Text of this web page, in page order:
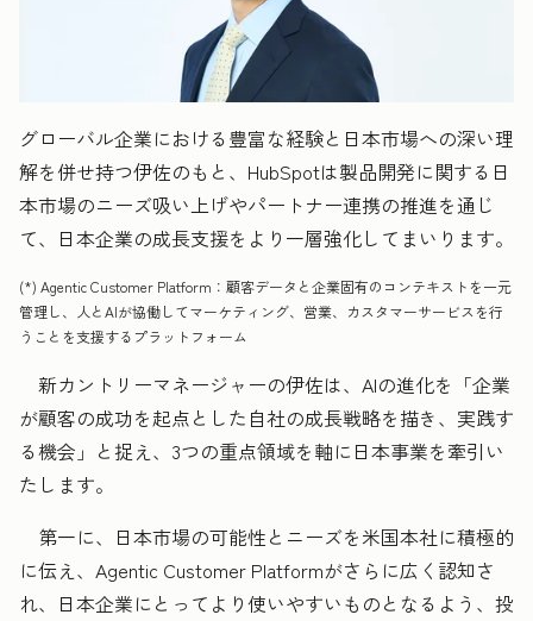
グローバル企業における豊富な経験と日本市場への深い理
解を併せ持つ伊佐のもと、HubSpotは製品開発に関する日
本市場のニーズ吸い上げやパートナー連携の推進を通じ
て、日本企業の成長支援をより一層強化してまいります。
(*) Agentic Customer Platform：顧客データと企業固有のコンテキストを一元
管理し、人とAIが協働してマーケティング、営業、カスタマーサービスを行
うことを支援するプラットフォーム
新カントリーマネージャーの伊佐は、AIの進化を「企業
が顧客の成功を起点とした自社の成長戦略を描き、実践す
る機会」と捉え、3つの重点領域を軸に日本事業を牽引い
たします。
第一に、日本市場の可能性とニーズを米国本社に積極的
に伝え、Agentic Customer Platformがさらに広く認知さ
れ、日本企業にとってより使いやすいものとなるよう、投